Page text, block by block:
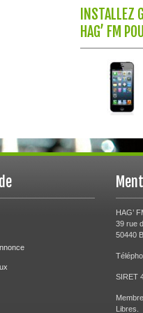
INSTALLEZ
HAG’ FM
HAG’
39 rue
50440
SIRET
Libres.